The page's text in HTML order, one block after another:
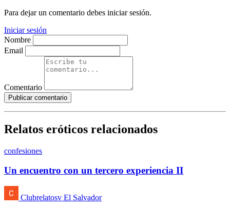
Para dejar un comentario debes iniciar sesión.
Iniciar sesión
Nombre
Email
Comentario
Publicar comentario
Relatos eróticos relacionados
confesiones
Un encuentro con un tercero experiencia II
Clubrelatosv El Salvador